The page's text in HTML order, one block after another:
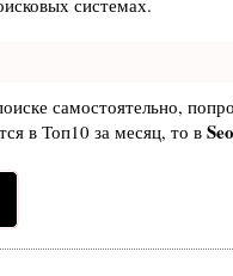
системах.
самостоятельно,
в Топ10 за месяц, то в